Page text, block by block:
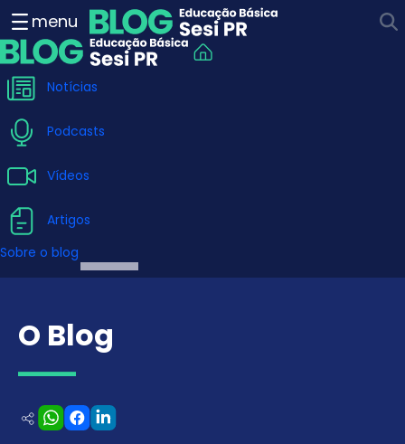
Sobre o blog - Blog
menu
Notícias
Podcasts
Vídeos
Artigos
Sobre o blog
O Blog